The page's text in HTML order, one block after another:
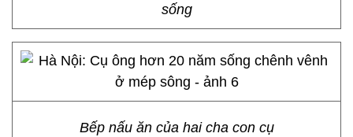
sống
Bếp nấu ăn của hai cha con cụ